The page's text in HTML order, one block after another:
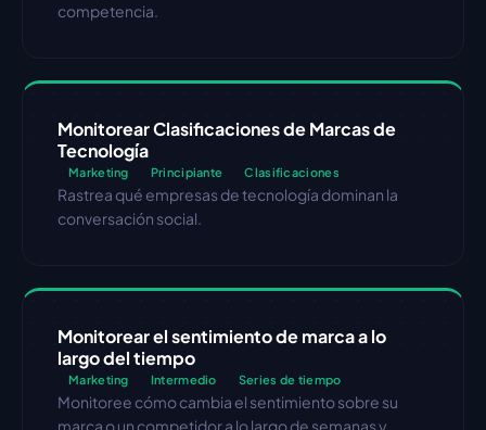
competencia.
Monitorear Clasificaciones de Marcas de
Tecnología
Marketing Principiante Clasificaciones
Rastrea qué empresas de tecnología dominan la
conversación social.
Monitorear el sentimiento de marca a lo
largo del tiempo
Marketing Intermedio Series de tiempo
Monitoree cómo cambia el sentimiento sobre su
marca o un competidor a lo largo de semanas y